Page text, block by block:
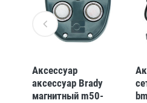
Аксессуар
аксессуар Brady
магнитный m50-